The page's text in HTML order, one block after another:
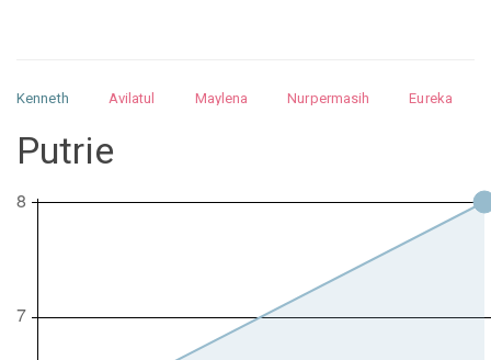
Kenneth Avilatul Maylena Nurpermasih
Eureka
Nurhilman
Pathin
Putrie